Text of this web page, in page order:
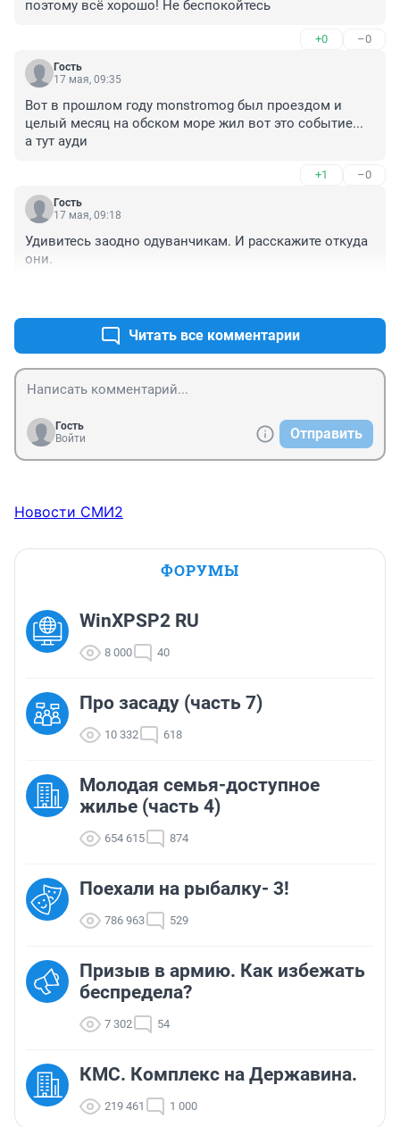
поэтому всё хорошо! Не беспокойтесь
+0 –0
Гость
17 мая, 09:35
Вот в прошлом году monstromog был проездом и
целый месяц на обском море жил вот это событие...
а тут ауди
+1 –0
Гость
17 мая, 09:18
Удивитесь заодно одуванчикам. И расскажите откуда
они.
Читать все комментарии
Гость
Войти
Отправить
Новости СМИ2
ФОРУМЫ
WinXPSP2 RU
8 000 40
Про засаду (часть 7)
10 332 618
Молодая семья-доступное
жилье (часть 4)
654 615 874
Поехали на рыбалку- 3!
786 963 529
Призыв в армию. Как избежать
беспредела?
7 302 54
КМС. Комплекс на Державина.
219 461 1 000